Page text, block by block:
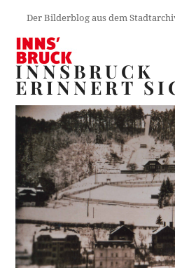
Der Bilderblog aus dem
INNSBRUCK
ERINNERT